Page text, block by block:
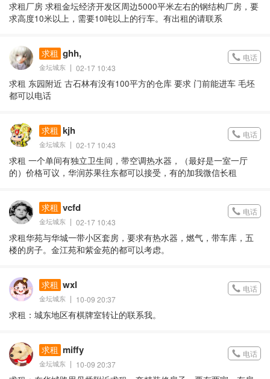
求租厂房 求租金坛经济开发区周边5000平米左右的钢结构厂房，要
求高度10米以上，需要10吨以上的行车。有出租的请联系
求租 ghh,
金坛城东 02-17 10:43
电话
求租 东园附近 古石林有没有100平方的仓库 要求 门前能进车 毛坯
都可以电话
求租 kjh
金坛城东 02-17 10:43
电话
求租 一个单间有独立卫生间，带空调热水器，（最好是一室一厅
的）价格可议，华润苏果往东都可以接受，有的加我微信长租
求租 vcfd
金坛城东 02-17 10:43
电话
求租华苑与华城一带小区套房，要求有热水器，燃气，带车库，五
楼的房子。金江苑和紫金苑的都可以考虑。
求租 wxl
金坛城东 10-09 20:37
电话
求租：城东地区有棋牌室转让的联系我。
求租 miffy
金坛城东 10-09 20:37
电话